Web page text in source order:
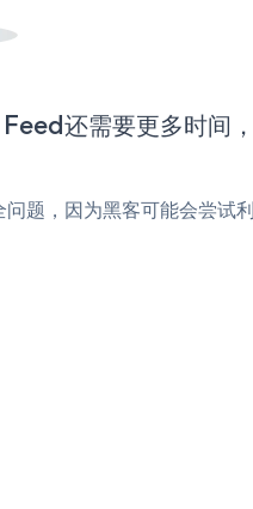
还需要更多时间
题，因为黑客可能会尝试